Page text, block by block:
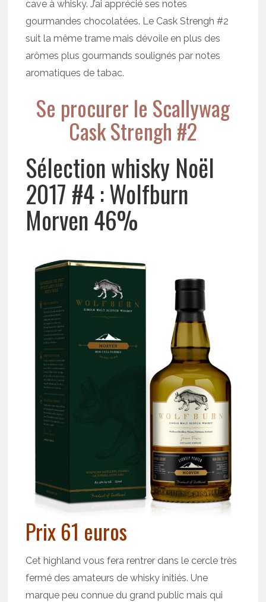
cave à whisky. J’ai apprécié ses notes
gourmandes chocolatées. Le Cask Strengh #2
suit la même trame mais dévoile en plus des
arômes plus gourmands soulignés par notes
aromatiques de tabac.
Se procurer le Scallywag
Cask Strengh #2
Sélection whisky Noël
2017 #4 : Wolfburn
Morven 46%
Prix 61 euros
Cet highland vous fera rentrer dans le cercle très
fermé des amateurs de whisky initiés. Une
marque peu connue du grand public mais qui